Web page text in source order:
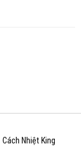
Cách Nhiệt King